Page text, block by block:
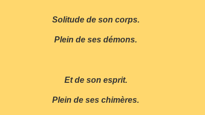
Solitude de son corps.
Plein de ses démons.
Et de son esprit.
Plein de ses chimères.